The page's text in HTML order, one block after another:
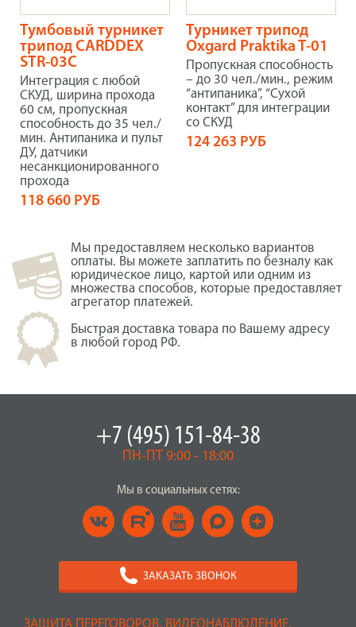
Тумбовый турникет
трипод CARDDEX
STR-03C
Интеграция с любой
СКУД, ширина прохода
60 см, пропускная
способность до 35 чел./
мин. Антипаника и пульт
ДУ, датчики
несанкционированного
прохода
118 660 РУБ
Турникет трипод
Oxgard Praktika T-01
Пропускная способность
– до 30 чел./мин., режим
“антипаника”, “Сухой
контакт” для интеграции
со СКУД
124 263 РУБ
Мы предоставляем несколько вариантов
оплаты. Вы можете заплатить по безналу как
юридическое лицо, картой или одним из
множества способов, которые предоставляет
агрегатор платежей.
Быстрая доставка товара по Вашему адресу
в любой город РФ.
ЗАЩИТА ПЕРЕГОВОРОВ, ВИДЕОНАБЛЮДЕНИЕ,
+7 (495) 151-84-38
ПН-ПТ 9:00 - 18:00
Мы в социальных сетях:
ЗАКАЗАТЬ ЗВОНОК